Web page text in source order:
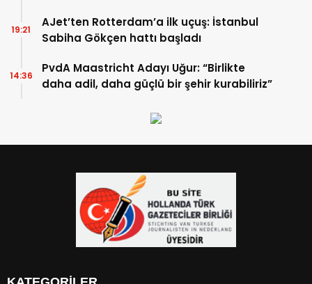
AJet’ten Rotterdam’a ilk uçuş: İstanbul
Sabiha Gökçen hattı başladı
19:21
PvdA Maastricht Adayı Uğur: “Birlikte
daha adil, daha güçlü bir şehir kurabiliriz”
14:36